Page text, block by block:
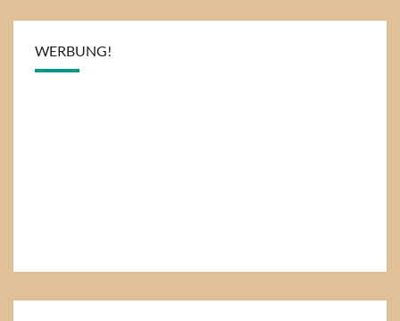
WERBUNG!